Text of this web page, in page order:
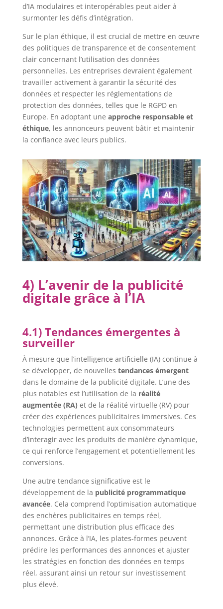
d’IA modulaires et interopérables peut aider à
surmonter les défis d’intégration.
Sur le plan éthique, il est crucial de mettre en œuvre
des politiques de transparence et de consentement
clair concernant l’utilisation des données
personnelles. Les entreprises devraient également
travailler activement à garantir la sécurité des
données et respecter les réglementations de
protection des données, telles que le RGPD en
Europe. En adoptant une approche responsable et
éthique, les annonceurs peuvent bâtir et maintenir
la confiance avec leurs publics.
4) L’avenir de la publicité
digitale grâce à l’IA
4.1) Tendances émergentes à
surveiller
À mesure que l’intelligence artificielle (IA) continue à
se développer, de nouvelles tendances émergent
dans le domaine de la publicité digitale. L’une des
plus notables est l’utilisation de la réalité
augmentée (RA) et de la réalité virtuelle (RV) pour
créer des expériences publicitaires immersives. Ces
technologies permettent aux consommateurs
d’interagir avec les produits de manière dynamique,
ce qui renforce l’engagement et potentiellement les
conversions.
Une autre tendance significative est le
développement de la publicité programmatique
avancée. Cela comprend l’optimisation automatique
des enchères publicitaires en temps réel,
permettant une distribution plus efficace des
annonces. Grâce à l’IA, les plates-formes peuvent
prédire les performances des annonces et ajuster
les stratégies en fonction des données en temps
réel, assurant ainsi un retour sur investissement
plus élevé.